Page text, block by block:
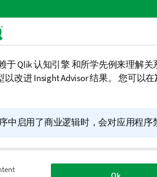
于Qlik 认知引擎和所学先例来理解关
以改进Insight Advisor结果。 您可以在
中启用了商业逻辑时，会对应用程序
型